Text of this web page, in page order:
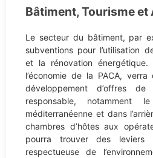
Bâtiment, Tourisme
Le secteur du bâtiment, par
subventions pour l’utilisation
et la rénovation
l’économie de la PACA,
développement d’offres
responsable,
méditerranéenne et dans
chambres d’hôtes aux
pourra trouver des
respectueuse de